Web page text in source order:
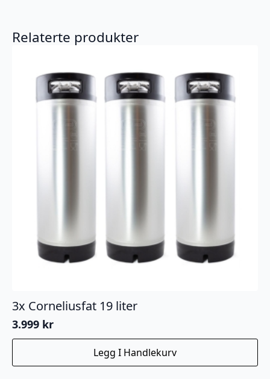
Relaterte produkter
3x Corneliusfat 19 liter
3.999 kr
Legg I Handlekurv